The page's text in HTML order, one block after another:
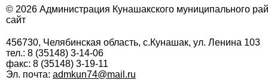
© 2026 Администрация Кунашакского муниципального
сайт
456730, Челябинская область, с.Кунашак, ул. Ленина 103
тел.: 8 (35148) 3-14-06
факс: 8 (35148) 3-19-11
Эл. почта: admkun74@mail.ru